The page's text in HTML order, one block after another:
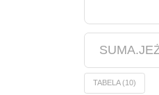
TABELA(10)